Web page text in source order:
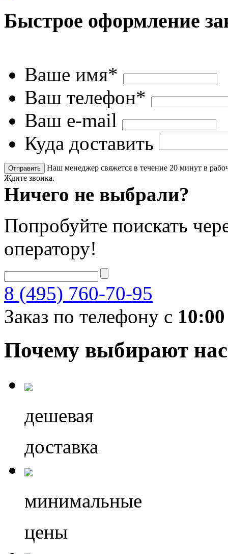
Быстрое оформление
Ваше имя*
Ваш телефон*
Ваш e-mail
Куда доставить
Наш менеджер свяжется в течение 20 минут в
Ждите звонка.
Ничего не выбрали?
Попробуйте поискать
оператору!
8 (495) 760-70-95
Заказ по телефону с 10:00
Почему выбирают нас
дешевая
доставка
минимальные
цены